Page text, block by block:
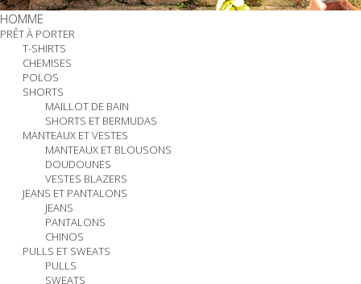
HOMME
PRÊT À PORTER
T-SHIRTS
CHEMISES
POLOS
SHORTS
MAILLOT DE BAIN
SHORTS ET BERMUDAS
MANTEAUX ET VESTES
MANTEAUX ET BLOUSONS
DOUDOUNES
VESTES BLAZERS
JEANS ET PANTALONS
JEANS
PANTALONS
CHINOS
PULLS ET SWEATS
PULLS
SWEATS